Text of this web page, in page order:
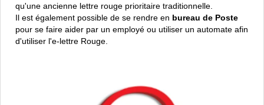
qu'une ancienne lettre rouge prioritaire traditionnelle.
Il est également possible de se rendre en bureau de Poste
pour se faire aider par un employé ou utiliser un automate afin
d'utiliser l'e-lettre Rouge.